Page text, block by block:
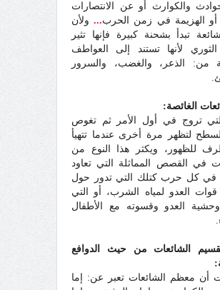
والكوارث أو عن الانتصارات
أو الهزيمة في زمن الحرب...ولأن
تبدأ بشحنة كبيرة فإنها تثير
الثوري لأنها تستند إلى العواطف
من: الذعر، والغضب، والسرور
الغائصة:
تروج في أول الأمر ثم تغوص
لتظهر مرة أخرى عندما تتهيأ
للظهور، ويكثر هذا النوع من
في القصص المماثلة التي تعاود
في كل حرب كتلك التي تدور حول
العدو لمياه الشرب، أو التي
العدو وقسوته مع الأطفال
تقسيم الشائعات من حيث الدوافع
أن معظم الشائعات تعبر عن: إما